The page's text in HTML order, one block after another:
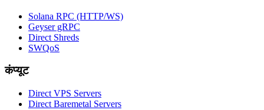
Solana RPC (HTTP/WS)
Geyser gRPC
Direct Shreds
SWQoS
कंप्यूट
Direct VPS Servers
Direct Baremetal Servers